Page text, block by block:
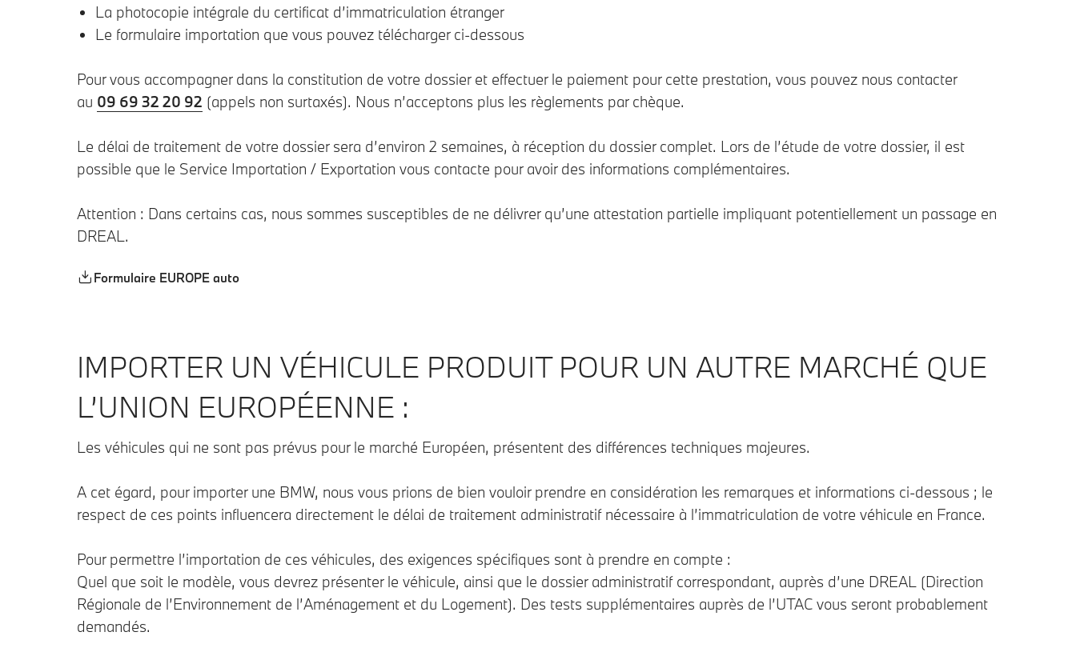
La photocopie intégrale du certificat d’immatriculation étranger
Le formulaire importation que vous pouvez télécharger ci-dessous
Pour vous accompagner dans la constitution de votre dossier et effectuer le paiement pour cette prestation, vous pouvez nous contacter
au 09 69 32 20 92 (appels non surtaxés). Nous n’acceptons plus les règlements par chèque.
Le délai de traitement de votre dossier sera d’environ 2 semaines, à réception du dossier complet. Lors de l’étude de votre dossier, il est
possible que le Service Importation / Exportation vous contacte pour avoir des informations complémentaires.
Attention : Dans certains cas, nous sommes susceptibles de ne délivrer qu’une attestation partielle impliquant potentiellement un passage en
DREAL.
Formulaire EUROPE auto
IMPORTER UN VÉHICULE PRODUIT POUR UN AUTRE MARCHÉ QUE
L’UNION EUROPÉENNE :
Les véhicules qui ne sont pas prévus pour le marché Européen, présentent des différences techniques majeures.
A cet égard, pour importer une BMW, nous vous prions de bien vouloir prendre en considération les remarques et informations ci-dessous ; le
respect de ces points influencera directement le délai de traitement administratif nécessaire à l’immatriculation de votre véhicule en France.
Pour permettre l’importation de ces véhicules, des exigences spécifiques sont à prendre en compte :
Quel que soit le modèle, vous devrez présenter le véhicule, ainsi que le dossier administratif correspondant, auprès d’une DREAL (Direction
Régionale de l’Environnement de l’Aménagement et du Logement). Des tests supplémentaires auprès de l’UTAC vous seront probablement
demandés.